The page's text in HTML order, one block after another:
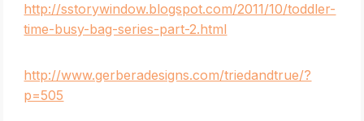
http://sstorywindow.blogspot.com/2011/10/toddler-
time-busy-bag-series-part-2.html
http://www.gerberadesigns.com/triedandtrue/?
p=505